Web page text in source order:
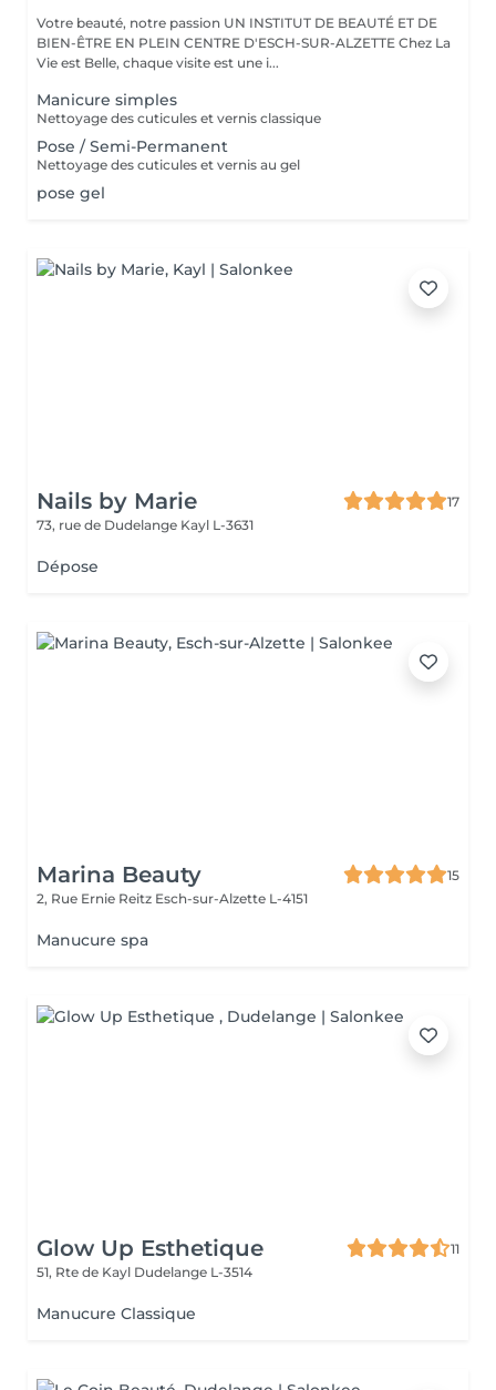
Votre beauté, notre passion UN INSTITUT DE BEAUTÉ ET DE
BIEN-ÊTRE EN PLEIN CENTRE D'ESCH-SUR-ALZETTE Chez La
Vie est Belle, chaque visite est une i...
Manicure simples
Nettoyage des cuticules et vernis classique
Pose / Semi-Permanent
Nettoyage des cuticules et vernis au gel
pose gel
Nails by Marie
17
73, rue de Dudelange Kayl L-3631
Dépose
Marina Beauty
15
2, Rue Ernie Reitz Esch-sur-Alzette L-4151
Manucure spa
Glow Up Esthetique
11
51, Rte de Kayl Dudelange L-3514
Manucure Classique